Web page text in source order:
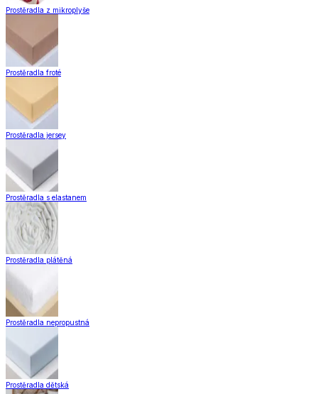
Prostěradla z mikroplyše
Prostěradla froté
Prostěradla jersey
Prostěradla s elastanem
Prostěradla plátěná
Prostěradla nepropustná
Prostěradla dětská